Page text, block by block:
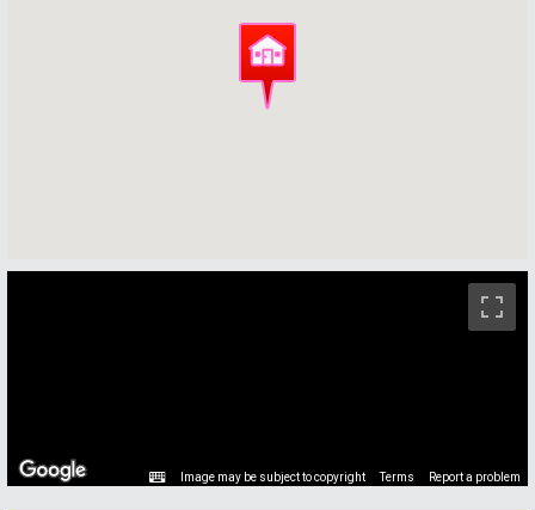
Image may be subject to copyright Terms Report a problem